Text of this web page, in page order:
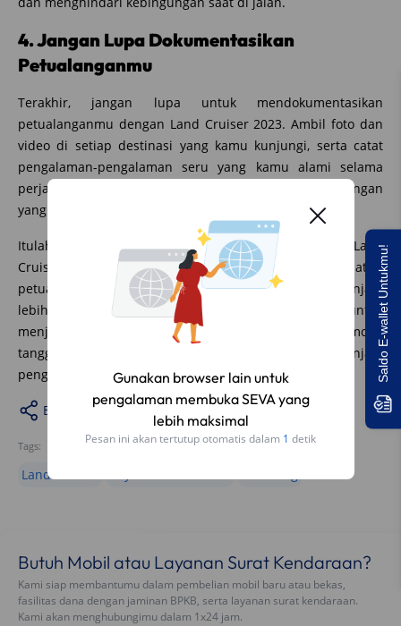
Gunakan browser lain untuk
pengalaman membuka SEVA yang
lebih maksimal
Pesan ini akan tertutup otomatis dalam 1 detik
4. Jangan Lupa Dokumentasikan
Petualanganmu
Terakhir, jangan lupa untuk mendokumentasikan
petualanganmu dengan Land Cruiser 2023. Ambil foto dan
video di setiap destinasi yang kamu kunjungi, serta catat
pengalaman-pengalaman seru yang kamu alami selama
perjalanan. Dengan begitu, kamu bisa memiliki kenangan
yang tak terlupakan dari setiap petualanganmu.
Itulah Informasi Travelling Tanpa Batas dengan Land
Cruiser 2023. Dengan mengikuti tips-tips di atas,
petualanganmu dengan Land Cruiser 2023 akan menjadi
lebih asyik dan menyenangkan. Jangan ragu untuk
menjelajahi berbagai destinasi menarik dengan mobil
tangguh ini, dan buat setiap momen perjalananmu menjadi
pengalaman yang tak terlupakan!
Bagikan
Tags:
Land Cruiser
Butuh Mobil atau Layanan Surat Kendaraan?
Kami siap membantumu dalam pembelian mobil baru atau bekas,
fasilitas dana dengan jaminan BPKB, serta layanan surat kendaraan.
Kami akan menghubungimu dalam 1x24 jam.
Saldo E-wallet Untukmu!